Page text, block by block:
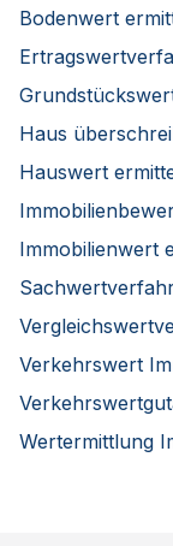
Bodenwert
Haus
Hauswert
Immobilienwert
Verkehrswert
Wertermittlung